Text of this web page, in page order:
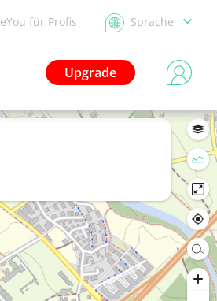
für Profis Sprache
Upgrade